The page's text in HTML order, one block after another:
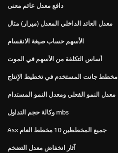
دافع معدل عائم معنى
معدل العائد الداخلي المعدل (ميرار) مثال
الأسهم حساب صيغة الانقسام
أساس التكلفة من الأسهم في الموت
مخطط جانت المستخدم في تخطيط الإنتاج
معدل النمو الفعلي ومعدل النمو المستدام
وكالة حجم التداول mbs
Asx جميع المخططين 10 مخطط العام
آثار انخفاض معدل التضخم